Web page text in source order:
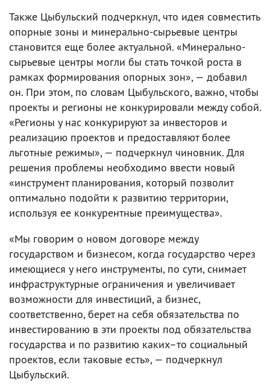
Также Цыбульский подчеркнул, что идея совместить
опорные зоны и минерально-сырьевые центры
становится еще более актуальной. «Минерально-
сырьевые центры могли бы стать точкой роста в
рамках формирования опорных зон», — добавил
он. При этом, по словам Цыбульского, важно, чтобы
проекты и регионы не конкурировали между собой.
«Регионы у нас конкурируют за инвесторов и
реализацию проектов и предоставляют более
льготные режимы», — подчеркнул чиновник. Для
решения проблемы необходимо ввести новый
«инструмент планирования, который позволит
оптимально подойти к развитию территории,
используя ее конкурентные преимущества».
«Мы говорим о новом договоре между
государством и бизнесом, когда государство через
имеющиеся у него инструменты, по сути, снимает
инфраструктурные ограничения и увеличивает
возможности для инвестиций, а бизнес,
соответственно, берет на себя обязательства по
инвестированию в эти проекты под обязательства
государства и по развитию каких–то социальный
проектов, если таковые есть», — подчеркнул
Цыбульский.